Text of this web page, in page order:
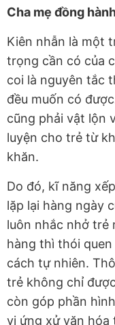
Cha mẹ đồng
Kiên nhẫn là một
trọng cần có của
coi là nguyên tắc
đều muốn có
cũng phải vật lộn
luyện cho trẻ từ
khăn.
Do đó, kĩ năng
lặp lại hàng ngày
luôn nhắc nhở trẻ
hàng thì thói
cách tự nhiên.
trẻ không chỉ
còn góp phần
vi ứng xử văn hóa